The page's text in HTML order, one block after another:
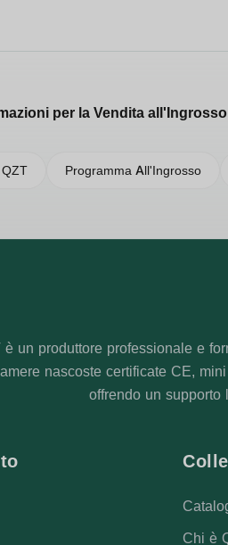
per la Vendita all'Ingrosso
Programma All'Ingrosso
è un produttore professionale e
nascoste certificate CE,
offrendo un
Chi è